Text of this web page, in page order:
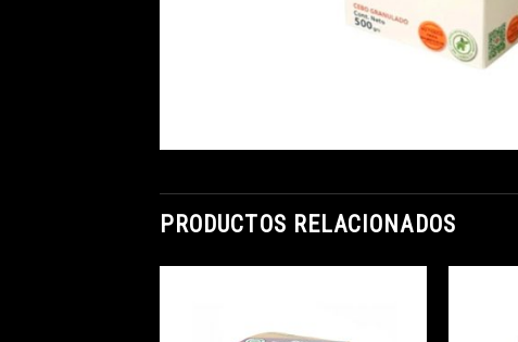
PRODUCTOS RELACIONADOS